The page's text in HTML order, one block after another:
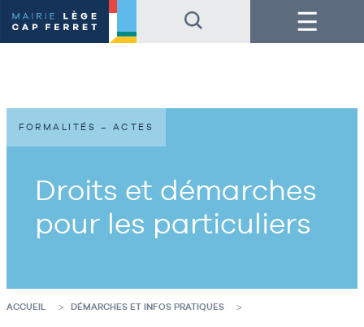
au
contenu
de
au
pied
de
Menu
Droits et démarches
pour les particuliers
FORMALITÉS – ACTES
ACCUEIL DÉMARCHES ET INFOS PRATIQUES